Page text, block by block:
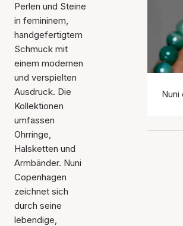
Perlen und Steine
in femininem,
handgefertigtem
Schmuck mit
einem modernen
und verspielten
Ausdruck. Die
Kollektionen
umfassen
Ohrringe,
Halsketten und
Armbänder. Nuni
Copenhagen
zeichnet sich
durch seine
lebendige,
Nuni